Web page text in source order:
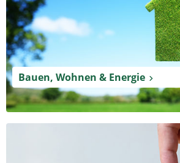
Bauen, Wohnen & Energie